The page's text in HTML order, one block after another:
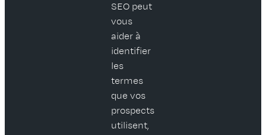
SEO peut
vous
aider à
identifier
les
termes
que vos
prospects
utilisent,